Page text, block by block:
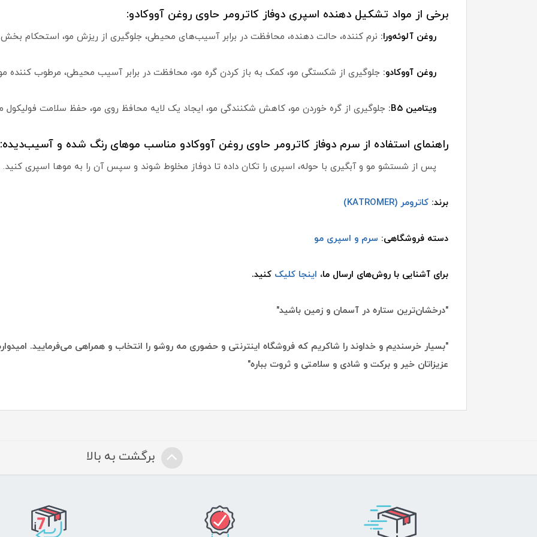
برخی از مواد تشکیل دهنده اسپری دوفاز کاترومر حاوی روغن آووکادو:
روغن آلوئه‌ورا: نرم کننده، حالت دهنده، محافظت در برابر آسیب‌های محیطی، جلوگیری از ریزش مو، استحکام بخش
روغن آووکادو: جلوگیری از شکستگی مو، کمک به باز کردن گره مو، محافظت در برابر آسیب محیطی، مرطوب کننده
ویتامین B5: جلوگیری از گره خوردن مو، کاهش شکنندگی مو، ایجاد یک لایه محافظ روی مو، حفظ سلامت فولیکول
راهنمای استفاده از سرم دوفاز کاترومر حاوی روغن آووکادو مناسب موهای رنگ شده و آسیب‌دیده:
پس از شستشو مو و آبگیری با حوله، اسپری را تکان داده تا دوفاز مخلوط شوند و سپس آن را به موها اسپری کنید.
برند: کاترومر (KATROMER)
دسته فروشگاهی: سرم و اسپری مو
برای آشنایی با روش‌های ارسال ما، اینجا کلیک کنید.
"درخشان‌ترین ستاره در آسمان و زمین باشید"
"بسیار خرسندیم و خداوند را شاکریم که فروشگاه اینترنتی و حضوری مه روشو را انتخاب و همراهی می‌فرمایید.
عزیزاتان خیر و برکت و شادی و سلامتی و ثروت بباره"
برگشت به بالا